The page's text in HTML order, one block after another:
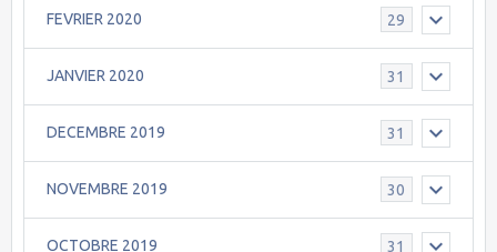
FEVRIER 2020 29
JANVIER 2020 31
DECEMBRE 2019 31
NOVEMBRE 2019 30
OCTOBRE 2019 31